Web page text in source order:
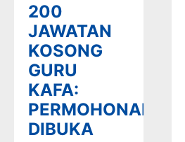
200
JAWATAN
KOSONG
GURU
KAFA:
PERMOHONAN
DIBUKA